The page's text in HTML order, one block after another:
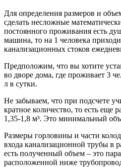
Для определения размеров и
сделать несложные
постоянного проживания есть
машина, то на 1 человека
канализационных стоков
Предположим, что вы хотите
во дворе дома, где проживает 3
л в сутки.
Не забываем, что при подсчете
кратное количество, то есть еще
1,35-1,8 м³. Это минимальный
Размеры горловины и части
входа канализационной трубы в
есть полученный объем – это
расположенной ниже